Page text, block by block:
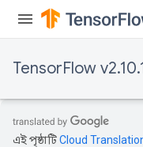
TensorFlow
এই পৃষ্ঠাটিCloud